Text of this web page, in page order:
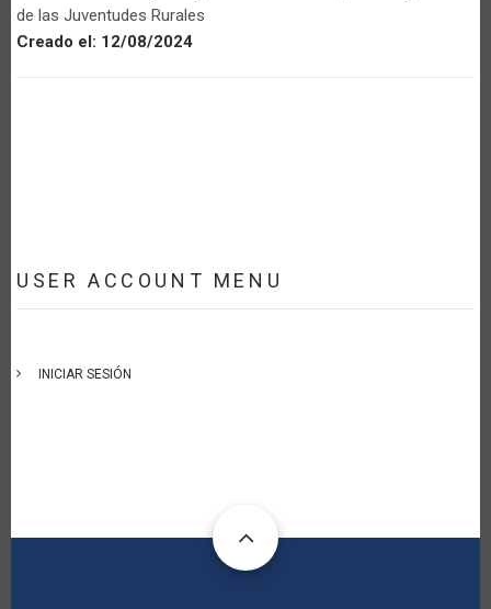
de las Juventudes Rurales
Creado el: 12/08/2024
USER ACCOUNT MENU
INICIAR SESIÓN